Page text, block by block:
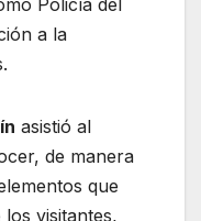
Policía del
a la
asistió al
de manera
que
visitantes,